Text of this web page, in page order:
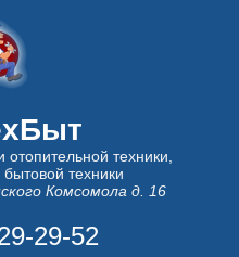
техники,
техники
Комсомола д. 16
29-52